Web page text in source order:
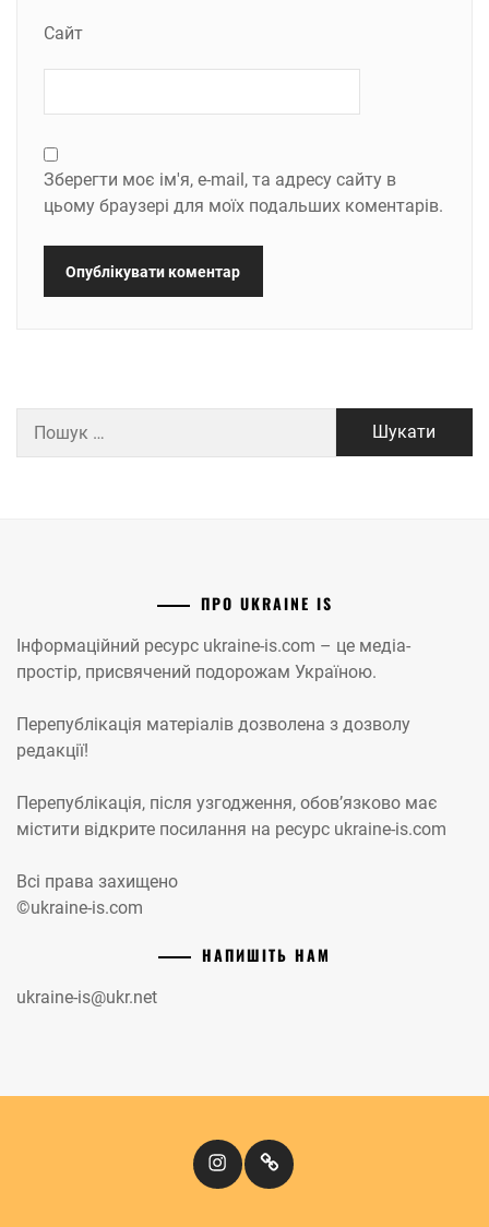
Сайт
Зберегти моє ім'я, e-mail, та адресу сайту в
цьому браузері для моїх подальших коментарів.
ПРО UKRAINE IS
Інформаційний ресурс ukraine-is.com – це медіа-
простір, присвячений подорожам Україною.
Перепублікація матеріалів дозволена з дозволу
редакції!
Перепублікація, після узгодження, обов’язково має
містити відкрите посилання на ресурс ukraine-is.com
Всі права захищено
©ukraine-is.com
НАПИШІТЬ НАМ
ukraine-is@ukr.net
InstagramКіномандри